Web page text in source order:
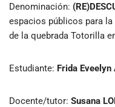
Denominación:
espacios públicos para la
de la quebrada Totorilla
Estudiante: Frida Eveelyn
Docente/tutor: Susana